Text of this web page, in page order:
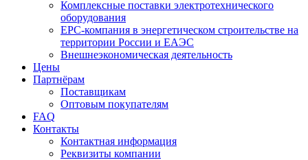
Комплексные поставки электротехнического
оборудования
EPC-компания в энергетическом строительстве на
территории России и ЕАЭС
Внешнеэкономическая деятельность
Цены
Партнёрам
Поставщикам
Оптовым покупателям
FAQ
Контакты
Контактная информация
Реквизиты компании